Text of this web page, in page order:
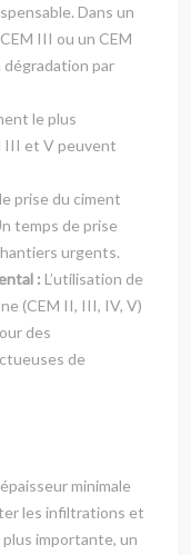
Dans un
III ou un CEM
par
le plus
III et V peuvent
prise du ciment
temps de prise
urgents.
: L’utilisation de
(CEM II, III, IV, V)
des
de
minimale
les infiltrations et
importante, un